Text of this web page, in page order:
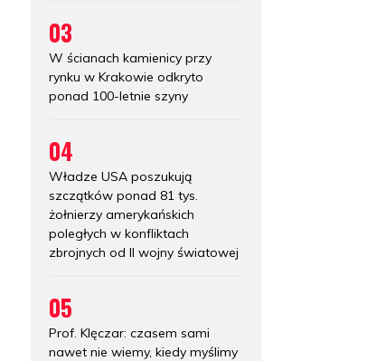
03
W ścianach kamienicy przy
rynku w Krakowie odkryto
ponad 100-letnie szyny
04
Władze USA poszukują
szczątków ponad 81 tys.
żołnierzy amerykańskich
poległych w konfliktach
zbrojnych od II wojny światowej
05
Prof. Klęczar: czasem sami
nawet nie wiemy, kiedy myślimy